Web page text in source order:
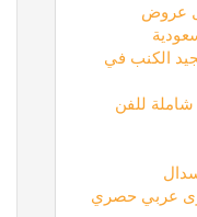
عروض
الكنب في
للفن
عربي حصري